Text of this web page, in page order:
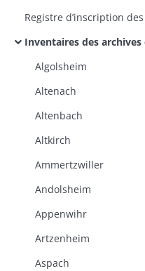
Inventaires des
Algolsheim
Altenach
Altenbach
Altkirch
Ammertzwiller
Andolsheim
Appenwihr
Artzenheim
Aspach